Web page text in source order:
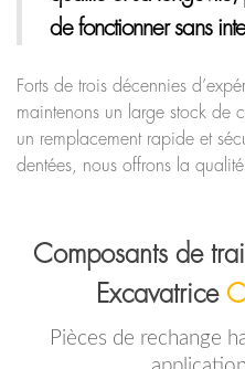
de fonctionner sans
Forts de trois décennies
maintenons un large stock de
un remplacement rapide et
dentées, nous offrons la
Composants de
Excavatrice
Pièces de rechange